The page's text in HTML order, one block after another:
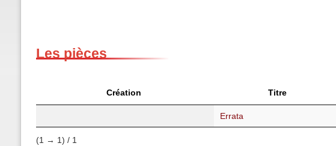
Les pièces
Création Titre
Errata
(1 → 1) / 1